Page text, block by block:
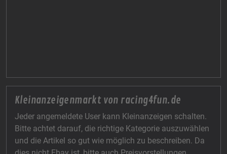
Kleinanzeigenmarkt von racing4fun.de
Jeder angemeldete User kann Kleinanzeigen schalten.
Bitte achtet darauf, die richtige Kategorie auszuwählen
und die Artikel so gut wie möglich zu beschreiben. Da